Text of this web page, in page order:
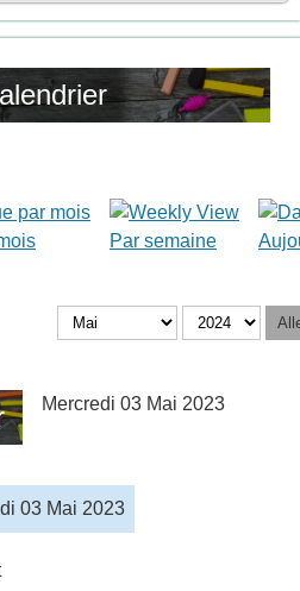
Par semaine
Mercredi 03 Mai 2023
03 Mai 2023